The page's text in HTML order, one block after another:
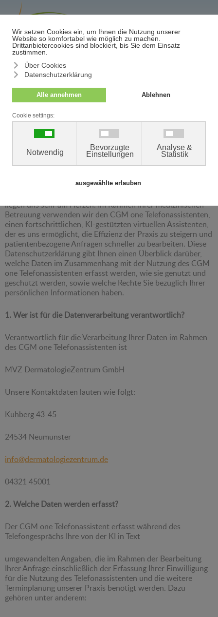
Termin/Absage
CGM one Telefonassistent
Datenschutzerklärung für Patienten
liegen uns sehr am Herzen. Im Rahmen Ihrer medizinischen
Betreuung verwenden wir den CGM one Telefonassistenten,
einen fortschrittlichen, KI-gestützten virtuellen Assistenten,
der es uns ermöglicht, die Effizienz der Praxis zu steigern und
patientenbezogene Anfragen schneller zu bearbeiten. Diese
Datenschutzerklärung gibt Ihnen einen Überblick darüber,
welche Daten im Zusammenhang mit der Nutzung des CGM
one Telefonassistenten erfasst werden, wie sie genutzt und
geschützt werden, sowie welche Rechte Sie bezüglich Ihrer
persönlichen Informationen haben.
1. Wer ist für die Datenverarbeitung verantwortlich?
Verantwortlich für die Verarbeitung Ihrer Daten im Rahmen
des CGM one Telefonassistenten ist
MVZ DermatologieZentrum GmbH
Unsere Kontaktdaten lauten wie folgt:
Kuhberg 43-45
24534 Neumünster
info@dermatologiezentrum.de
04321 45001
2. Welche Daten werden erfasst?
Der CGM one Telefonassistent erfasst während des
Telefongesprächs Ihre von der KI in Text
umgewandelten Angaben, die im Rahmen der Bearbeitung
Ihrer Anfrage einschließlich der Erfassung Ihrer Einwilligung
für die Nutzung des Telefonassistenten und die weitere
Terminplanung unserer Praxis benötigt werden. Dazu
gehören unter anderem: